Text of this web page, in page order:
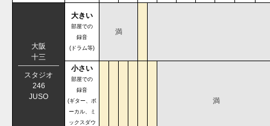
大阪
十三
スタジオ
246
JUSO
大きい
部屋での
録音
(ドラム等)
満
小さい
部屋での
録音
(ギター、ボ
ーカル、ミ
ックスダウ
満